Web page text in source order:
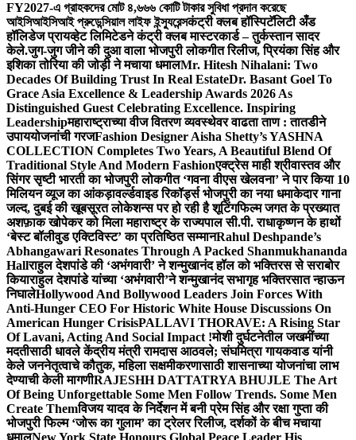
FY2027-এ গ্রাহকদের মোট ৪,৬৬৬ কোটি টাকার সুবিধা প্রদান করেছে
আইসিআইসিআই প্রুডেন্সিয়াল লাইফ ইন্স্যুরেন্সकंट्री क्लब हॉस्पिटॅलिटी अँड
हॉलिडेज प्रायव्हेट लिमिटेडने कंट्री क्लब मास्टरकार्ड – तुर्कस्तान सादर
केले.जुग-जुग जीने की दुआ वाला भोजपुरी लोकगीत रिलीज, प्रियंका सिंह और
इशिका तोरिया की जोड़ी ने मचाया धमालMr. Hitesh Nihalani: Two
Decades Of Building Trust In Real EstateDr. Basant Goel To
Grace Asia Excellence & Leadership Awards 2026 As
Distinguished Guest Celebrating Excellence. Inspiring
Leadershipमहाराष्ट्राच्या वीज वितरण व्यवस्थेवर वाढता ताण : तातडीने
उपाययोजनांची गरजFashion Designer Aisha Shetty’s YASHNA
COLLECTION Completes Two Years, A Beautiful Blend Of
Traditional Style And Modern Fashionएक्ट्रेस माही श्रीवास्तव और
सिंगर सृष्टी भारती का भोजपुरी लोकगीत ‘गवना वीएस खेलवना’ ने पार किया 10
मिलियन व्यूज का आंकड़ावर्ल्डवाइड रिकॉर्ड्स भोजपुरी का नया धमाकेदार गाना
जल्द, दुबई की खूबसूरत लोकेशन्स पर हो रही है शूटिंगफिल्म जगत के प्रख्यात
अशफ़ाक खोपेकर को मिला महाराष्ट्र के राज्यपाल सी.पी. राधाकृष्णन के हाथों
‘बेस्ट बॉलीवुड एक्टिविस्ट’ का प्रतिष्ठित सम्मानRahul Deshpande’s
Abhangawari Resonates Through A Packed Shanmukhananda
Hallराहुल देशपांडे की ‘अभंगवारी’ ने शन्मुखानंद हॉल को भक्तिरस से सराबोर
कियाराहुल देशपांडे यांच्या ‘अभंगवारी’ने शन्मुखानंद सभागृह भक्तिरसात न्हाऊन
निघालेHollywood And Bollywood Leaders Join Forces With
Anti-Hunger CEO For Historic White House Discussions On
American Hunger CrisisPALLAVI THORAVE: A Rising Star
Of Lavani, Acting And Social Impact !मोशी दुर्घटनेतील जखमींच्या
मदतीसाठी धावले केंद्रीय मंत्री रामदास आठवले; संघमित्रा गायकवाड यांनी
केले जननेतृत्वाचे कौतुक, महिला सक्षमीकरणासाठी शासनाच्या योजनांचा लाभ
देण्याची केली मागणीRAJESHH DATTATRYA BHUJLE The Art
Of Being Unforgettable Some Men Follow Trends. Some Men
Create Themविजय यादव के निर्देशन में बनी प्रेम सिंह और रक्षा गुप्ता की
भोजपुरी फिल्म ‘जोरू का गुलाम’ का ट्रेलर रिलीज, दर्शकों के बीच मचाया
धमालNew York State Honours Global Peace Leader His